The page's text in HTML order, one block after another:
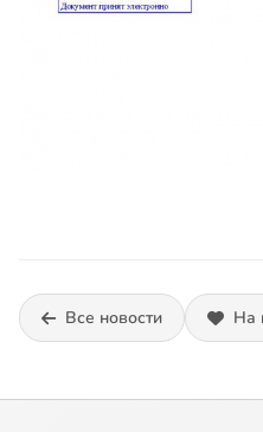
Все новости На